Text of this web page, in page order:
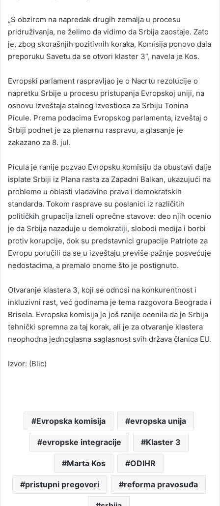
„S obzirom na napredak drugih zemalja u procesu
pridruživanja, ne želimo da vidimo da Srbija zaostaje. Zato
je, zbog skorašnjih pozitivnih koraka, Komisija ponovo dala
preporuku Savetu da se otvori klaster 3“, navela je Kos.
Evropski parlament raspravljao je o Nacrtu rezolucije o
napretku Srbije u procesu pristupanja Evropskoj uniji, na
osnovu izveštaja stalnog izvestioca za Srbiju Tonina
Picule. Prema podacima Evropskog parlamenta, izveštaj o
Srbiji podnet je za plenarnu raspravu, a glasanje je
zakazano za 8. jul.
Picula je ranije pozvao Evropsku komisiju da obustavi dalje
isplate Srbiji iz Plana rasta za Zapadni Balkan, ukazujući na
probleme u oblasti vladavine prava i demokratskih
standarda. Tokom rasprave su poslanici iz različitih
političkih grupacija izneli oprečne stavove: deo njih ocenio
je da Srbija nazaduje u demokratiji, slobodi medija i borbi
protiv korupcije, dok su predstavnici grupacije Patriote za
Evropu poručili da se u izveštaju previše pažnje posvećuje
nedostacima, a premalo onome što je postignuto.
Otvaranje klastera 3, koji se odnosi na konkurentnost i
inkluzivni rast, već godinama je tema razgovora Beograda i
Brisela. Evropska komisija je još ranije ocenila da je Srbija
tehnički spremna za taj korak, ali je za otvaranje klastera
neophodna jednoglasna saglasnost svih država članica EU.
Izvor: (Blic)
Evropska komisija evropska unija
evropske integracije Klaster 3
Marta Kos ODIHR
pristupni pregovori reforma pravosuđa